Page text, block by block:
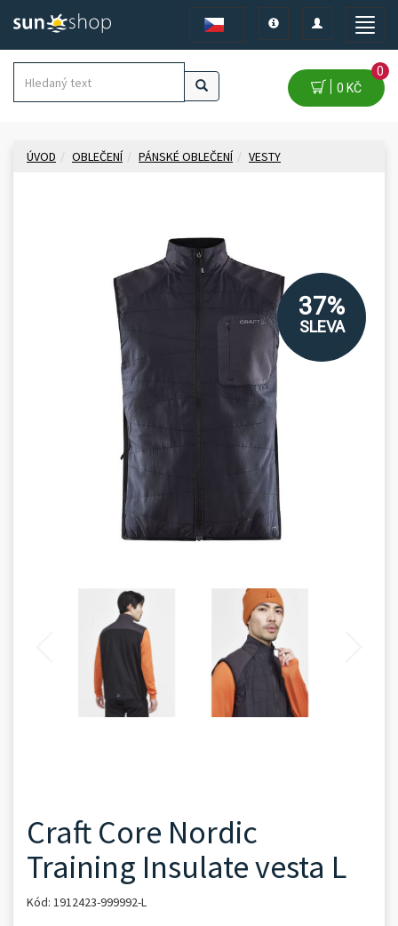
Toggle
Toggle
navigation
Toggle
0 KČ
0
ÚVOD OBLEČENÍ PÁNSKÉ OBLEČENÍ VESTY
37%
SLEVA
Craft Core Nordic
Training Insulate vesta L
Kód: 1912423-999992-L